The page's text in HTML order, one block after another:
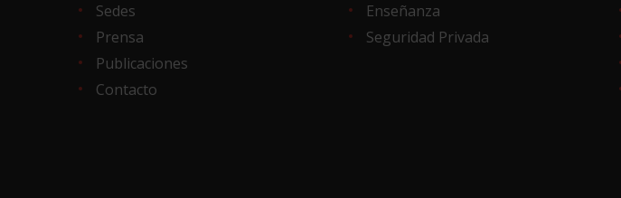
Sedes
Prensa
Publicaciones
Contacto
Enseñanza
Seguridad Privada